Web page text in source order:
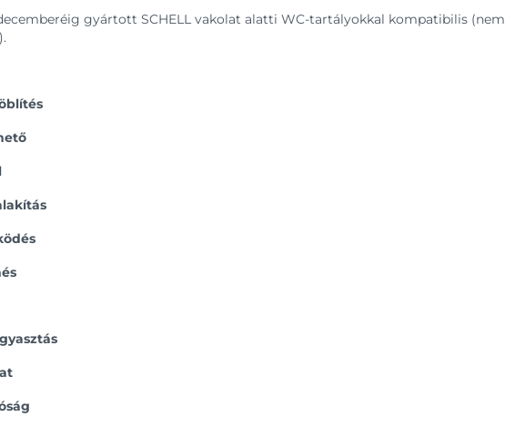
gyártott SCHELL vakolat alatti WC-tartályokkal kompatibilis (nem